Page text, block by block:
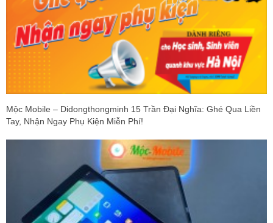
Mộc Mobile – Didongthongminh 15 Trần Đại Nghĩa: Ghé Qua Liền
Tay, Nhận Ngay Phụ Kiện Miễn Phí!